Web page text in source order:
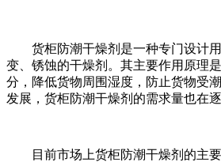
货柜防潮干燥剂是一种专门设计用
变、锈蚀的干燥剂。其主要作用原理
分，降低货物周围湿度，防止货物受
发展，货柜防潮干燥剂的需求量也在逐
目前市场上货柜防潮干燥剂的主要